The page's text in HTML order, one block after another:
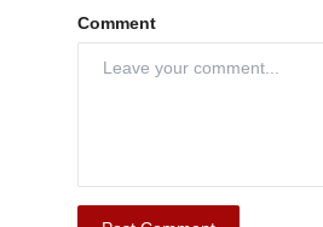
Comment